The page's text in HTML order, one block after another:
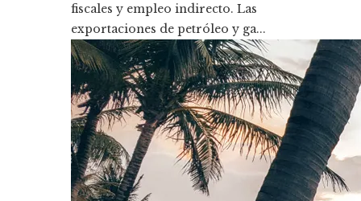
fiscales y empleo indirecto. Las
exportaciones de petróleo y ga...